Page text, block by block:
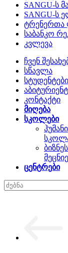
SANGU-ს
SANGU-ს
საბანკო
კვლევა
ჩვენ
სწავლა
კონტაქტი
მიღება
სკოლები
ცენტრები